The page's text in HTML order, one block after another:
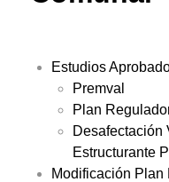
Estudios
Premval
Plan
Desafectación
Estructurante
Modificación Plan